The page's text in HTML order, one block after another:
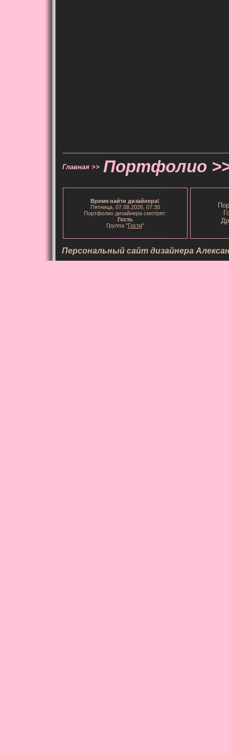
Главная >> Портфолио
Время найти дизайнера!
Пятница, 07.08.2026, 07:30
Портфолио дизайнера смотрят:
Гость
Группа "Гости"
Персональный сайт дизайнера